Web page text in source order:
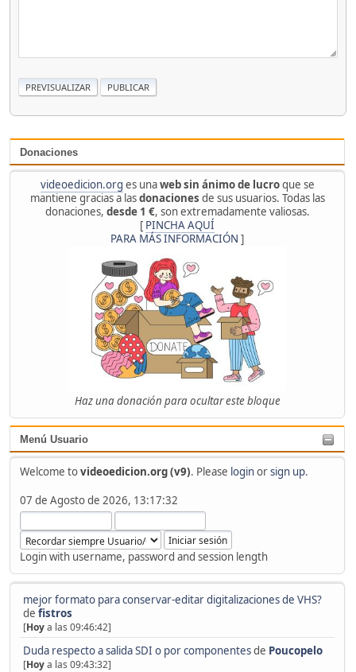
Donaciones
videoedicion.org es unaweb sin ánimo de lucroque se
mantiene gracias a lasdonaciones de sus usuarios. Todas las
donaciones, desde 1 €, son extremadamente valiosas.
[ PINCHA AQUÍ
PARA MÁS INFORMACIÓN ]
Haz una donación para ocultar este bloque
Menú Usuario
Welcome tovideoedicion.org (v9). Please loginorsign up.
07 de Agosto de 2026, 13:17:32
Login with username, password and session length
mejor formato para conservar-editar digitalizaciones de VHS?
de fistros
[Hoya las 09:46:42]
Duda respecto a salida SDI o por componentesde Poucopelo
[Hoya las 09:43:32]